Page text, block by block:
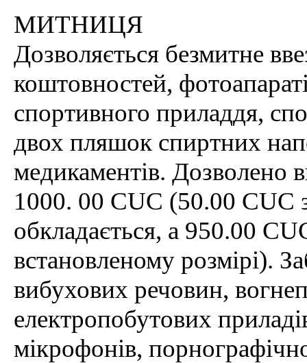
МИТНИЦЯ
Дозволяється безмитне
коштовностей,
спортивного приладдя,
двох пляшок спиртних
медикаментів. Дозволено
1000. 00 CUC (50.00 CUC
обкладається, а 950.00
встановленому розмірі).
вибухових речовин,
електропобутових
мікрофонів,